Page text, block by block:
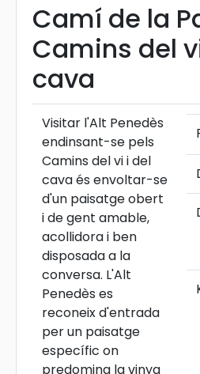
Camí de la
Camins del
cava
Visitar l'Alt Penedès
endinsant-se pels
Camins del vi i del
cava és envoltar-se
d'un paisatge obert
i de gent amable,
acollidora i ben
disposada a la
conversa. L'Alt
Penedès es
reconeix d'entrada
per un paisatge
específic on
predomina la vinya